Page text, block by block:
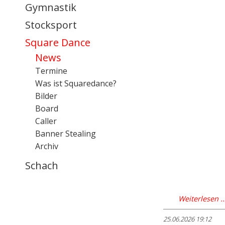
Weiterlesen
25.06.2026 19:12
Gymnastik
Stocksport
Square Dance
News
Termine
Was ist Squaredance?
Bilder
Board
Caller
Banner Stealing
Archiv
Schach